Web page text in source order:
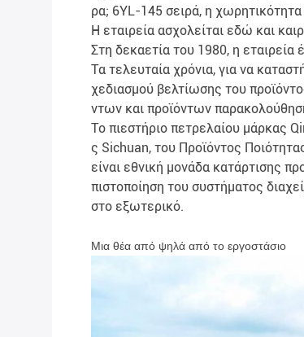
ρα; 6YL-145 σειρά, η
Η εταιρεία ασχολείται εδώ και
Στη δεκαετία του 1980, η
Τα τελευταία χρόνια, για να
χεδιασμού βελτίωσης του
ντων και προϊόντων
Το πιεστήριο πετρελαίου μάρκας
ς Sichuan, του Προϊόντος
είναι εθνική μονάδα κατάρτισης
πιστοποίηση του συστήματος
στο εξωτερικό.
Μια θέα από ψηλά από το εργοστάσιο